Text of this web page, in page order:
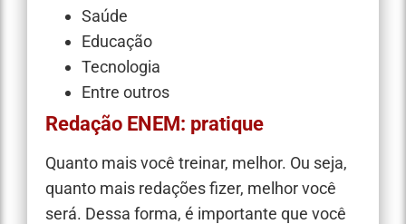
Saúde
Educação
Tecnologia
Entre outros
Redação ENEM: pratique
Quanto mais você treinar, melhor. Ou seja,
quanto mais redações fizer, melhor você
será. Dessa forma, é importante que você